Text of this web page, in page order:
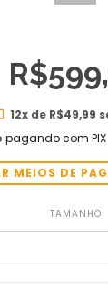
12x de R$49,99
pagando com PIX
MEIOS DE
TAMANHO